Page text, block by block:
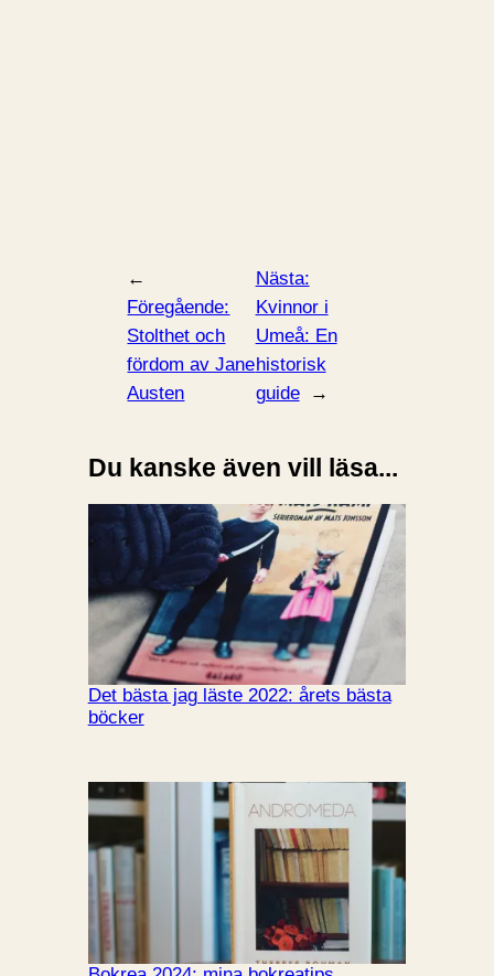
←
Föregående:
Stolthet och
fördom av Jane
Austen
Nästa:
Kvinnor i
Umeå: En
historisk
guide
→
Du kanske även vill läsa...
Det bästa jag läste 2022: årets bästa
böcker